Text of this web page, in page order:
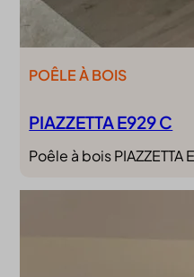
PIAZZETTA E929 C
POÊLE À BOIS
Poêle à bois